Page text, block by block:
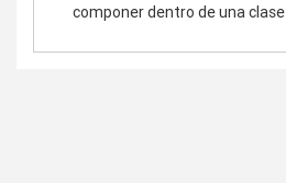
componer dentro de una clase